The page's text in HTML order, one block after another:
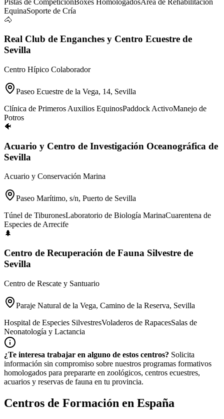
EquinaSoporte de Cría
🐴
Real Club de Enganches y Centro Ecuestre de
Sevilla
Centro Hípico Colaborador
Paseo Ecuestre de la Vega, 14, Sevilla
Clínica de Primeros Auxilios EquinosPaddock ActivoManejo de
Potros
🐠
Acuario y Centro de Investigación Oceanográfica de
Sevilla
Acuario y Conservación Marina
Paseo Marítimo, s/n, Puerto de Sevilla
Túnel de TiburonesLaboratorio de Biología MarinaCuarentena de
Especies de Arrecife
🌲
Centro de Recuperación de Fauna Silvestre de
Sevilla
Centro de Rescate y Santuario
Paraje Natural de la Vega, Camino de la Reserva, Sevilla
Hospital de Especies SilvestresVoladeros de RapacesSalas de
Neonatología y Lactancia
¿Te interesa trabajar en alguno de estos centros? Solicita
información sin compromiso sobre nuestros programas formativos
homologados para prepararte en zoológicos, centros ecuestres,
acuarios y reservas de fauna en tu provincia.
Centros de Formación en España